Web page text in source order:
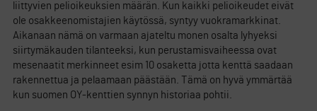
liittyvien pelioikeuksien määrän. Kun kaikki pelioikeudet eivät
ole osakkeenomistajien käytössä, syntyy vuokramarkkinat.
Aikanaan nämä on varmaan ajateltu monen osalta lyhyeksi
siirtymäkauden tilanteeksi, kun perustamisvaiheessa ovat
mesenaatit merkinneet esim 10 osaketta jotta kenttä saadaan
rakennettua ja pelaamaan päästään. Tämä on hyvä ymmärtää
kun suomen OY-kenttien synnyn historiaa pohtii.